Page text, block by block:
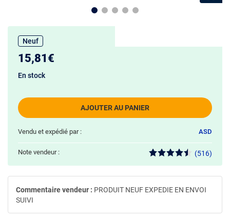
Neuf
15,81€
AJOUTER AU PANIER
En stock
Vendu et expédié par : ASD
Note vendeur : (516)
Commentaire vendeur : PRODUIT NEUF EXPEDIE EN ENVOI
SUIVI